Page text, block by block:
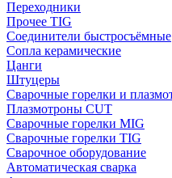
Переходники
Прочее TIG
Соединители быстросъёмные
Сопла керамические
Цанги
Штуцеры
Сварочные горелки и
Плазмотроны CUT
Сварочные горелки MIG
Сварочные горелки TIG
Сварочное оборудование
Автоматическая сварка